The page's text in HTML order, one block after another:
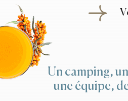
Un camping,
une équipe,